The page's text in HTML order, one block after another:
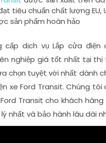
tiêu chuẩn chất lượng
sản phẩm hoàn hảo
cấp dịch vụ Lắp cửa điện
nghiệp giá tốt nhất tại thị
chọn tuyệt vời nhất dành
xe Ford Transit. Chúng
Transit cho khách
nhất và bảo hành lâu dài